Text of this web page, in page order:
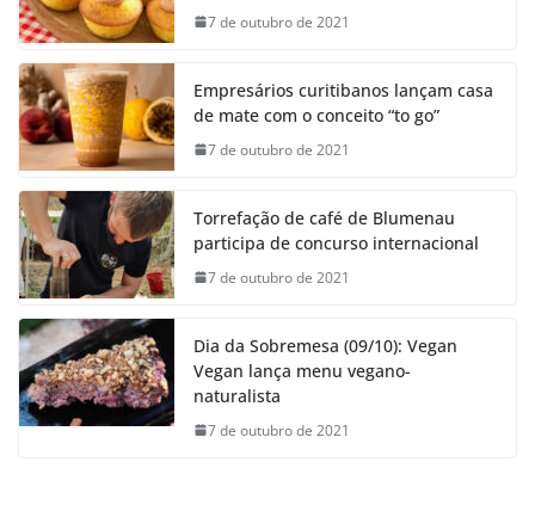
7 de outubro de 2021
Empresários curitibanos lançam casa
de mate com o conceito “to go”
7 de outubro de 2021
Torrefação de café de Blumenau
participa de concurso internacional
7 de outubro de 2021
Dia da Sobremesa (09/10): Vegan
Vegan lança menu vegano-
naturalista
7 de outubro de 2021